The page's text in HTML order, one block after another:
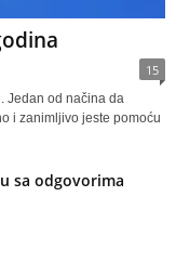
15
Jedan od načina da
i zanimljivo jeste pomoću
sa odgovorima